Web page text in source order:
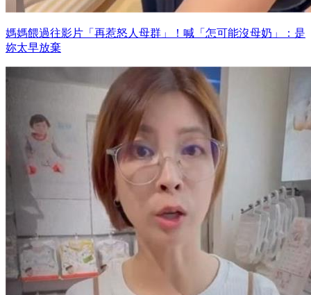
媽媽餵過往影片「再惹怒人母群」！喊「怎可能沒母奶」：是
妳太早放棄